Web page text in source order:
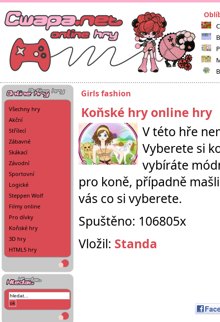
Všechny hry
Akční
Střílecí
Zábavné
Skákací
Závodní
Sportovní
Logické
Steppen Wolf
Filmy online
Pro dívky
Koňské hry
3D hry
HTML5 hry
Girls fashion
Koňské hry online hry
V této hře
Vyberete si
vybíráte
pro koně, případně
vás co si vyberete.
Spuštěno: 106805x
Vložil: Standa